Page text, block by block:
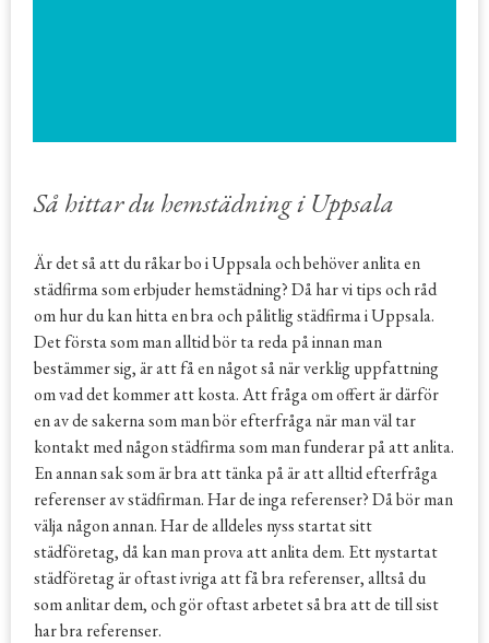
Så hittar du hemstädning i Uppsala
Är det så att du råkar bo i Uppsala och behöver anlita en
städfirma som erbjuder hemstädning? Då har vi tips och råd
om hur du kan hitta en bra och pålitlig städfirma i Uppsala.
Det första som man alltid bör ta reda på innan man
bestämmer sig, är att få en något så när verklig uppfattning
om vad det kommer att kosta. Att fråga om offert är därför
en av de sakerna som man bör efterfråga när man väl tar
kontakt med någon städfirma som man funderar på att anlita.
En annan sak som är bra att tänka på är att alltid efterfråga
referenser av städfirman. Har de inga referenser? Då bör man
välja någon annan. Har de alldeles nyss startat sitt
städföretag, då kan man prova att anlita dem. Ett nystartat
städföretag är oftast ivriga att få bra referenser, alltså du
som anlitar dem, och gör oftast arbetet så bra att de till sist
har bra referenser.